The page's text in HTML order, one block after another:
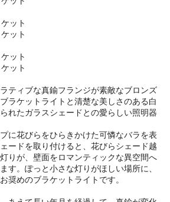
ティブな真鍮フランジが素敵なブロンズ
ラケットライトと清楚な美しさのある白
れたガラスシェードとの愛らしい照明器
に花びらをひらきかけた可憐なバラを表
ードを取り付けると、花びらシェード越
りが、壁面をロマンティックな異空間へ
す。ぽっと小さな灯りがほしい場所に、
奨めのブラケットライトです。